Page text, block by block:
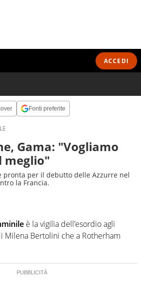
ACCEDI
Fonti preferite
Gama: "Vogliamo
meglio"
pronta per il debutto delle Azzurre nel
la Francia.
è la vigilia dell’esordio agli
Milena Bertolini che a Rotherham